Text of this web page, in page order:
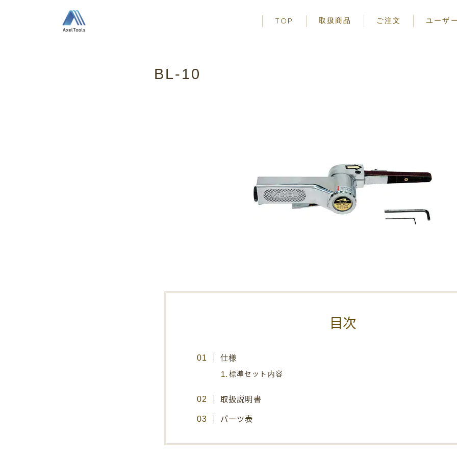
TOP 取扱商品 ご注文 ユーザ
BL-10
目次
仕様
標準セット内容
取扱説明書
パーツ表